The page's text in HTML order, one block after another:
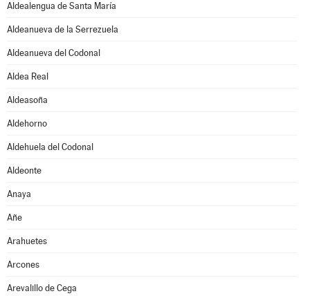
Aldealengua de Santa María
Aldeanueva de la Serrezuela
Aldeanueva del Codonal
Aldea Real
Aldeasoña
Aldehorno
Aldehuela del Codonal
Aldeonte
Anaya
Añe
Arahuetes
Arcones
Arevalillo de Cega